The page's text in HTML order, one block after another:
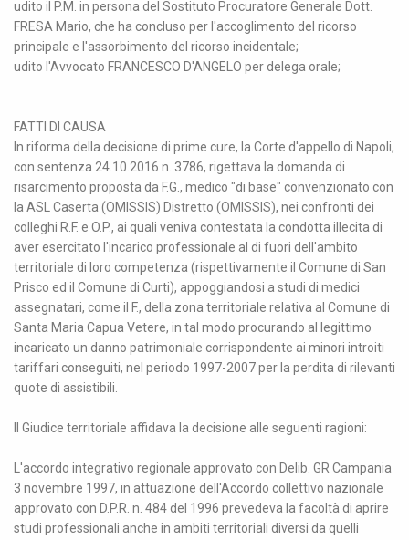
udito il P.M. in persona del Sostituto Procuratore Generale Dott.
FRESA Mario, che ha concluso per l'accoglimento del ricorso
principale e l'assorbimento del ricorso incidentale;
udito l'Avvocato FRANCESCO D'ANGELO per delega orale;
FATTI DI CAUSA
In riforma della decisione di prime cure, la Corte d'appello di Napoli,
con sentenza 24.10.2016 n. 3786, rigettava la domanda di
risarcimento proposta da F.G., medico "di base" convenzionato con
la ASL Caserta (OMISSIS) Distretto (OMISSIS), nei confronti dei
colleghi R.F. e O.P., ai quali veniva contestata la condotta illecita di
aver esercitato l'incarico professionale al di fuori dell'ambito
territoriale di loro competenza (rispettivamente il Comune di San
Prisco ed il Comune di Curti), appoggiandosi a studi di medici
assegnatari, come il F., della zona territoriale relativa al Comune di
Santa Maria Capua Vetere, in tal modo procurando al legittimo
incaricato un danno patrimoniale corrispondente ai minori introiti
tariffari conseguiti, nel periodo 1997-2007 per la perdita di rilevanti
quote di assistibili.
Il Giudice territoriale affidava la decisione alle seguenti ragioni:
L'accordo integrativo regionale approvato con Delib. GR Campania
3 novembre 1997, in attuazione dell'Accordo collettivo nazionale
approvato con D.P.R. n. 484 del 1996 prevedeva la facoltà di aprire
studi professionali anche in ambiti territoriali diversi da quelli